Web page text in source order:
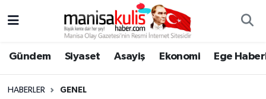
Gündem Siyaset Asayiş Ekonomi Ege
HABERLER GENEL
Ege Haberleri
Yunusemre Hava Durumu